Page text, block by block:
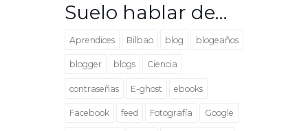
Suelo hablar de…
Aprendices Bilbao blog blogeaños
blogger blogs Ciencia
contraseñas E-ghost ebooks
Facebook feed Fotografía Google